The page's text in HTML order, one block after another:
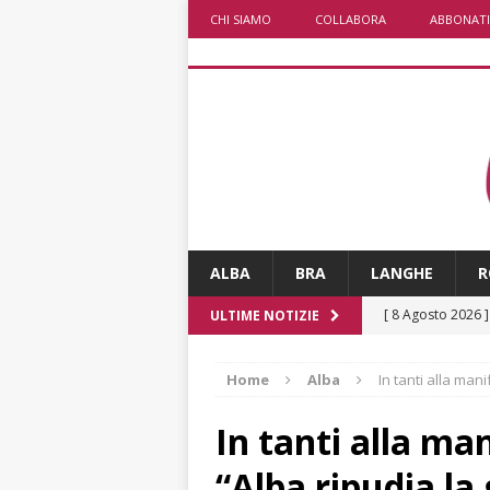
CHI SIAMO COLLABORA ABBONATI
ALBA BRA LANGHE
ULTIME NOTIZIE [ 8 Agosto 2026 ]
[ 8 Agosto 2026 ]
San Lorenzo
Home Alba In tanti alla
In tanti alla